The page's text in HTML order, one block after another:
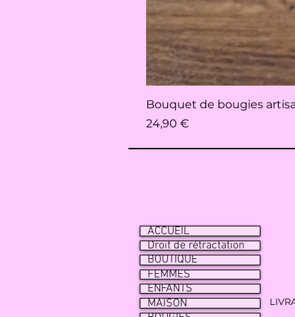
Bouquet de bougies
Prix
24,90 €
ACCUEIL
Droit de rétractation
BOUTIQUE
FEMMES
ENFANTS
MAISON